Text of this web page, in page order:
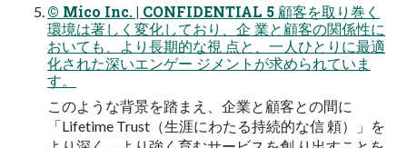
© Mico Inc. | CONFIDENTIAL 5 顧客を取り巻く
環境は著しく変化しており、企 業と顧客の関係性に
おいても、より⻑期的な視 点と、⼀⼈ひとりに最適
化された深いエンゲー ジメントが求められていま
す。
このような背景を踏まえ、企業と顧客との間に
「Lifetime Trust（⽣涯にわたる持続的な信 頼）」を